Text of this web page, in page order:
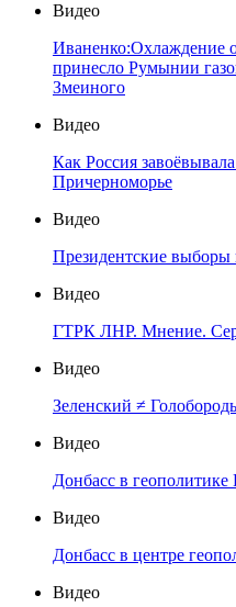
Видео
Иваненко:Охлаждение
принесло Румынии
Змеиного
Видео
Как Россия
Причерноморье
Видео
Президентские выборы
Видео
ГТРК ЛНР. Мнение.
Видео
Зеленский ≠
Видео
Донбасс в геополитике
Видео
Донбасс в центре
Видео